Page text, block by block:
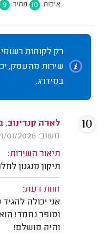
איכות 10 מחיר 9
רק לקוחות
שירות מהעסק,
במידרג.
לארה קנדינוב,
משוב: 21/01/2026
תיאור השירות:
תיקון מנגנון
חוות דעת:
אני יכולה
וסופר נחמד!
והיה מושלם!
10